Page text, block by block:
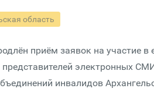
область
приём заявок на участие
представителей электронных
инвалидов